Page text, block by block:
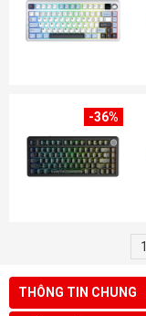
-36%
1
THÔNG TIN CHUNG